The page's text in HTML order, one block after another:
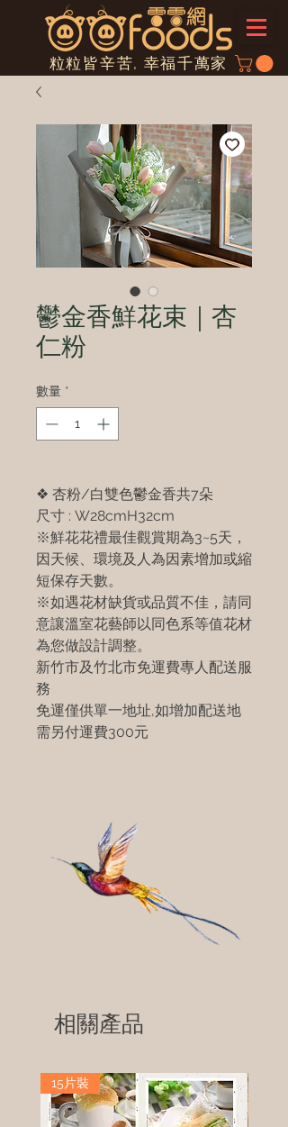
粒粒皆辛苦, 幸福千萬家
鬱金香鮮花束｜杏
仁粉
數量 *
❖ 杏粉/白雙色鬱金香共7朵
尺寸 : W28cmH32cm
※鮮花花禮最佳觀賞期為3~5天，
因天候、環境及人為因素增加或縮
短保存天數。
※如遇花材缺貨或品質不佳，請同
意讓溫室花藝師以同色系等值花材
為您做設計調整。
新竹市及竹北市免運費專人配送服
務
免運僅供單一地址,如增加配送地
需另付運費300元
相關產品
15片裝